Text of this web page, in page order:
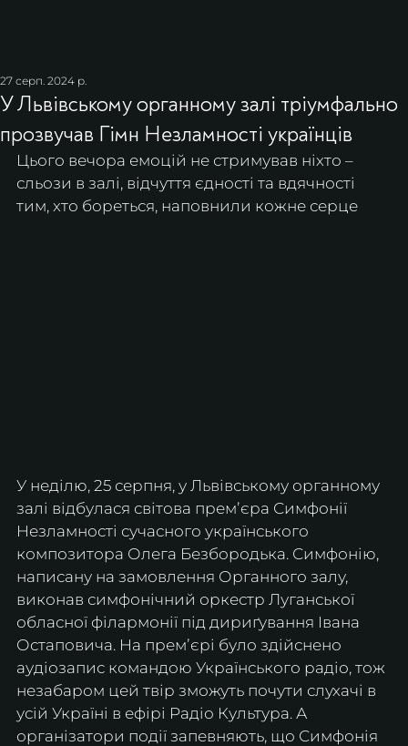
У Львівському органному залі тріумфально
прозвучав Гімн Незламності українців
27 серп. 2024 р.
Цього вечора емоцій не стримував ніхто –
сльози в залі, відчуття єдності та вдячності
тим, хто бореться, наповнили кожне серце
У неділю, 25 серпня, у Львівському органному
залі відбулася світова премʼєра Симфонії
Незламності сучасного українського
композитора Олега Безбородька. Симфонію,
написану на замовлення Органного залу,
виконав симфонічний оркестр Луганської
обласної філармонії під дириґування Івана
Остаповича. На премʼєрі було здійснено
аудіозапис командою Українського радіо, тож
незабаром цей твір зможуть почути слухачі в
усій Україні в ефірі Радіо Культура. А
організатори події запевняють, що Симфонія